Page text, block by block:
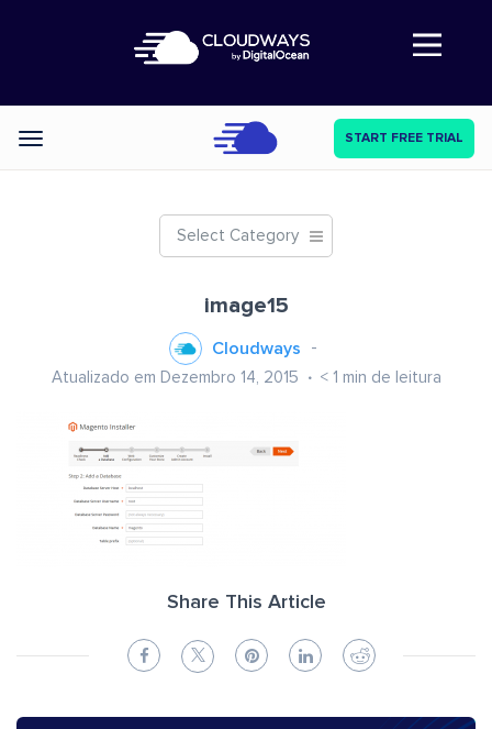
Abre a navegação
Categories START FREE TRIAL
Select Category
image15
Cloudways
Atualizado em Dezembro 14, 2015 < 1 min de leitura
Share This Article